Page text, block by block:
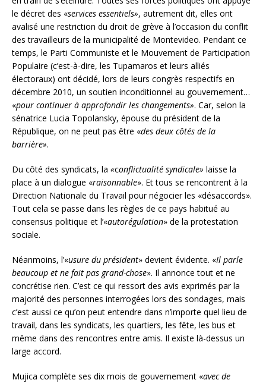
le décret des «services essentiels», autrement dit, elles ont
avalisé une restriction du droit de grève à l’occasion du conflit
des travailleurs de la municipalité de Montevideo. Pendant ce
temps, le Parti Communiste et le Mouvement de Participation
Populaire (c’est-à-dire, les Tupamaros et leurs alliés
électoraux) ont décidé, lors de leurs congrès respectifs en
décembre 2010, un soutien inconditionnel au gouvernement…
«pour continuer à approfondir les changements». Car, selon la
sénatrice Lucia Topolansky, épouse du président de la
République, on ne peut pas être «des deux côtés de la
barrière».
Du côté des syndicats, la «conflictualité syndicale» laisse la
place à un dialogue «raisonnable». Et tous se rencontrent à la
Direction Nationale du Travail pour négocier les «désaccords».
Tout cela se passe dans les règles de ce pays habitué au
consensus politique et l’«autorégulation» de la protestation
sociale.
Néanmoins, l’«usure du président» devient évidente. «Il parle
beaucoup et ne fait pas grand-chose». Il annonce tout et ne
concrétise rien. C’est ce qui ressort des avis exprimés par la
majorité des personnes interrogées lors des sondages, mais
c’est aussi ce qu’on peut entendre dans n’importe quel lieu de
travail, dans les syndicats, les quartiers, les fête, les bus et
même dans des rencontres entre amis. Il existe là-dessus un
large accord.
Mujica complète ses dix mois de gouvernement «avec de